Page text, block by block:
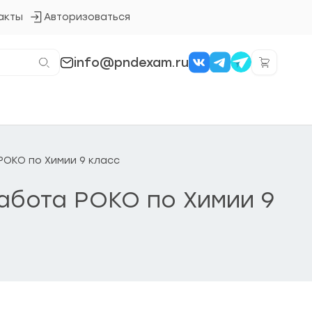
Авторизоваться
Кнопка
info@pndexam.ru
по Химии 9 класс
РОКО по Химии 9